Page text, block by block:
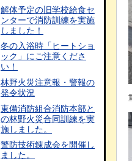
解体予定の旧学校給食セ
ンターで消防訓練を実施
しました！
冬の入浴時「ヒートショ
ック」にご注意くださ
い！
林野火災注意報・警報の
発令状況
東備消防組合消防本部と
の林野火災合同訓練を実
施しました。
警防技術錬成会を開催し
ました。